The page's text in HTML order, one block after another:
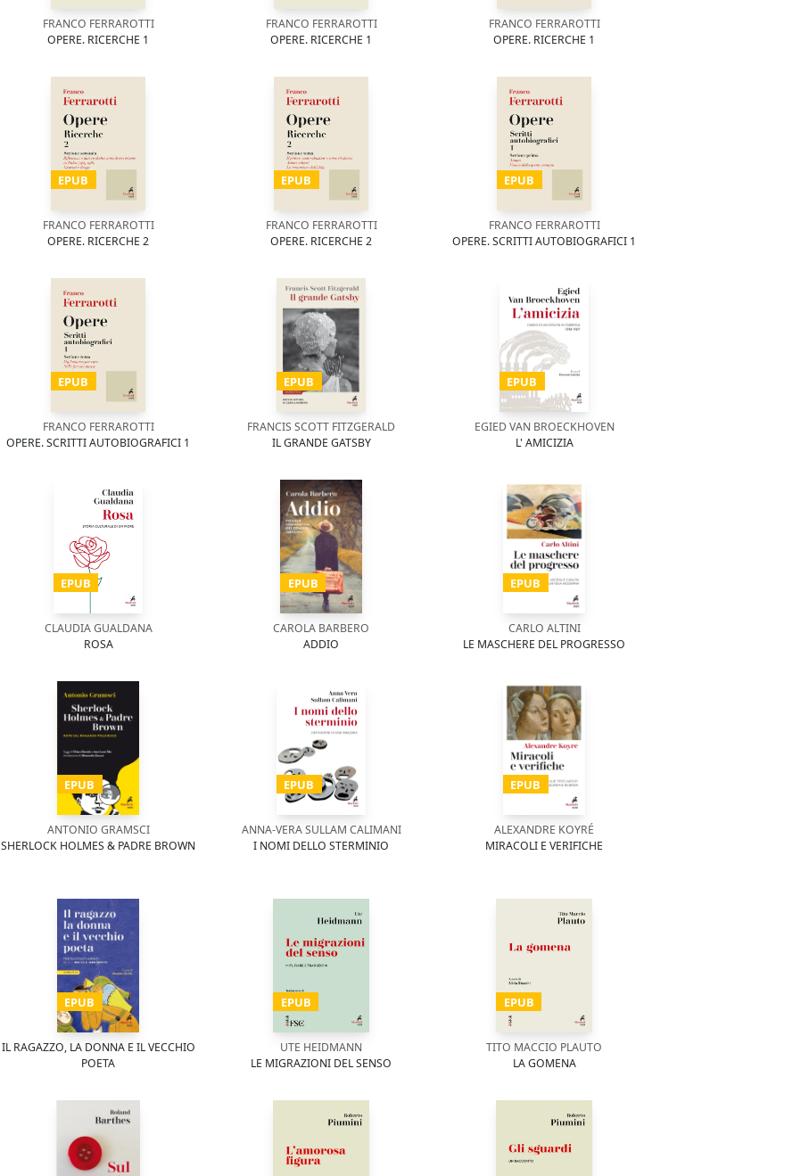
FRANCO FERRAROTTI
OPERE. RICERCHE 1
FRANCO FERRAROTTI
OPERE. RICERCHE 1
FRANCO FERRAROTTI
OPERE. RICERCHE 1
EPUB
FRANCO FERRAROTTI
OPERE. RICERCHE 2
EPUB
FRANCO FERRAROTTI
OPERE. RICERCHE 2
EPUB
FRANCO FERRAROTTI
OPERE. SCRITTI AUTOBIOGRAFICI 1
EPUB
FRANCO FERRAROTTI
OPERE. SCRITTI AUTOBIOGRAFICI 1
EPUB
FRANCIS SCOTT FITZGERALD
IL GRANDE GATSBY
EPUB
EGIED VAN BROECKHOVEN
L' AMICIZIA
EPUB
CLAUDIA GUALDANA
ROSA
EPUB
CAROLA BARBERO
ADDIO
EPUB
CARLO ALTINI
LE MASCHERE DEL PROGRESSO
EPUB
ANTONIO GRAMSCI
SHERLOCK HOLMES & PADRE BROWN
EPUB
ANNA-VERA SULLAM CALIMANI
I NOMI DELLO STERMINIO
EPUB
ALEXANDRE KOYRÉ
MIRACOLI E VERIFICHE
EPUB
IL RAGAZZO, LA DONNA E IL VECCHIO
POETA
EPUB
UTE HEIDMANN
LE MIGRAZIONI DEL SENSO
EPUB
TITO MACCIO PLAUTO
LA GOMENA